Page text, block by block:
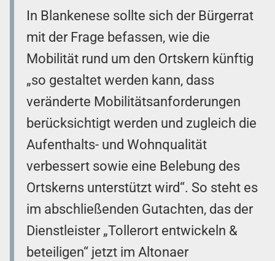
In Blankenese sollte sich der Bürgerrat
mit der Frage befassen, wie die
Mobilität rund um den Ortskern künftig
„so gestaltet werden kann, dass
veränderte Mobilitätsanforderungen
berücksichtigt werden und zugleich die
Aufenthalts- und Wohnqualität
verbessert sowie eine Belebung des
Ortskerns unterstützt wird“. So steht es
im abschließenden Gutachten, das der
Dienstleister „Tollerort entwickeln &
beteiligen“ jetzt im Altonaer